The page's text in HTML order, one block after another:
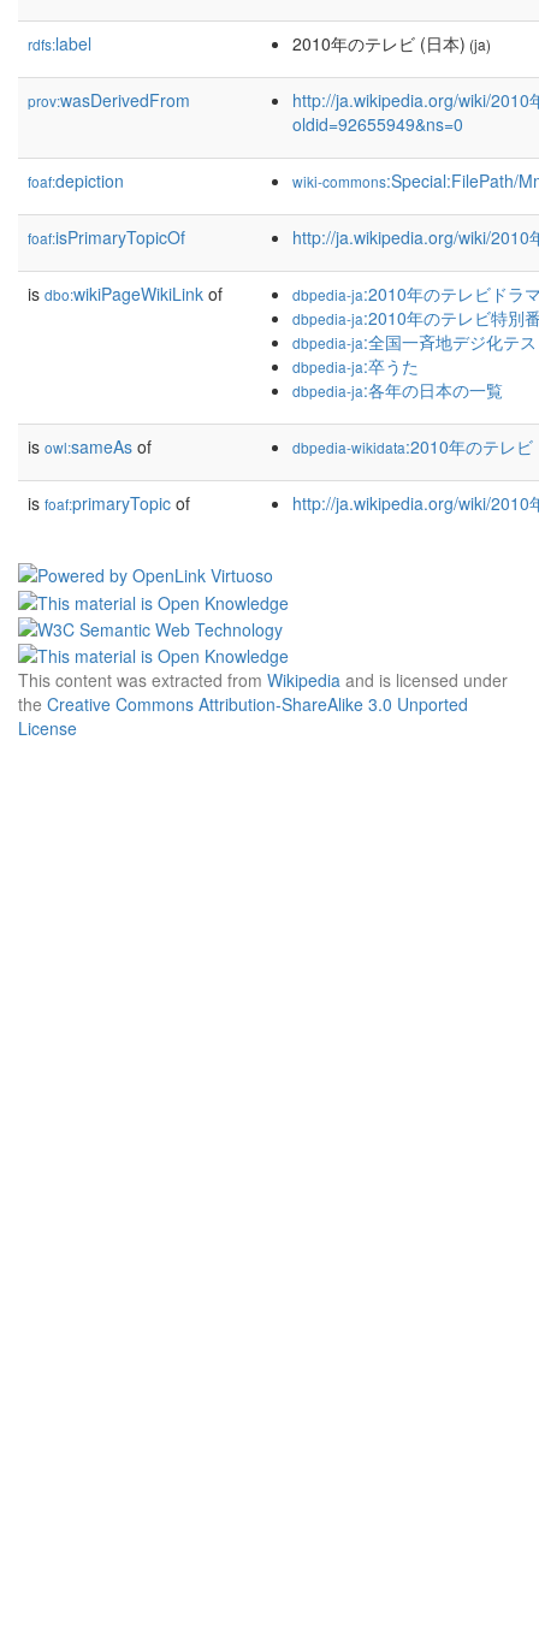
rdfs:label 2010年のテレビ (日本) (ja)
prov:wasDerivedFrom
http://ja.wikipedia.org/wiki/2010
oldid=92655949&ns=0
foaf:depiction wiki-commons:Special:FilePath/
foaf:isPrimaryTopicOf http://ja.wikipedia.org/wiki/2010
is dbo:wikiPageWikiLink of dbpedia-ja:2010年のテレビドラ
dbpedia-ja:2010年のテレビ特別
dbpedia-ja:全国一斉地デジ化テ
dbpedia-ja:卒うた
dbpedia-ja:各年の日本の一覧
is owl:sameAs of dbpedia-wikidata:2010年のテレビ
is foaf:primaryTopic of http://ja.wikipedia.org/wiki/2010
This content was extracted from Wikipedia and is licensed under
the Creative Commons Attribution-ShareAlike 3.0 Unported
License